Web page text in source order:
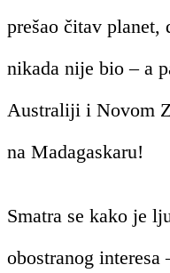
prešao čitav planet,
nikada nije bio – a
Australiji i Novom
na Madagaskaru!
Smatra se kako je
obostranog interesa